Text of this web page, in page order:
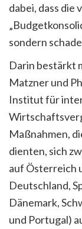
dabei, dass die
sondern
Darin bestärkt
Matzner und
Institut für
Maßnahmen,
dienten, sich
auf Österreich
Deutschland,
Dänemark,
und Portugal)